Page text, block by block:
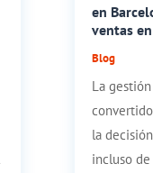
en
ventas
Blog
La
la
incluso